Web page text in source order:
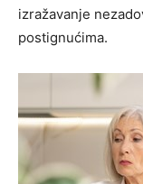
izražavanje
postignućima.